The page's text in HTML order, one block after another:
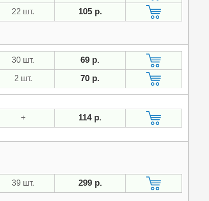
22 шт. 105 р.
30 шт. 69 р.
2 шт. 70 р.
+ 114 р.
39 шт. 299 р.